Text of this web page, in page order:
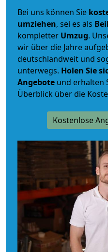
Bei uns können Sie
umziehen, sei es als
kompletter Umzug.
wir über die Jahre
deutschlandweit und
unterwegs. Holen Sie
Angebote und erhalten
Überblick über die
Kostenlose